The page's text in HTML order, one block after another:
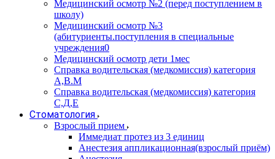
Медицинский осмотр №2 (перед поступлением в
школу)
Медицинский осмотр №3
(абитуриенты.поступления в специальные
учреждения0
Медицинский осмотр дети 1мес
Справка водительская (медкомиссия) категория
А,В.М
Справка водительская (медкомиссия) категория
С,Д,Е
Стоматология
Взрослый прием
Иммедиат протез из 3 единиц
Анестезия аппликационная(взрослый приём)